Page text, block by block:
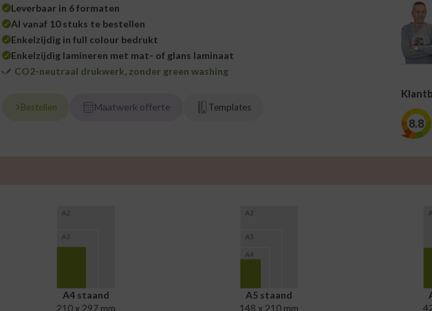
Leverbaar in 6 formaten
Al vanaf 10 stuks te bestellen
Enkelzijdig in full colour bedrukt
Enkelzijdig lamineren met mat- of glans laminaat
CO2-neutraal drukwerk, zonder green washing
Bestellen Maatwerk offerte Templates
8.8
A4 staand
210 x 297 mm
A5 staand
148 x 210 mm